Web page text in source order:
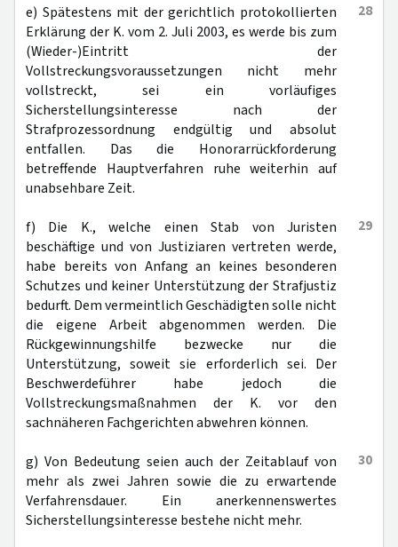
28
e) Spätestens mit der gerichtlich protokollierten
Erklärung der K. vom 2. Juli 2003, es werde bis zum
(Wieder-)Eintritt der
Vollstreckungsvoraussetzungen nicht mehr
vollstreckt, sei ein vorläufiges
Sicherstellungsinteresse nach der
Strafprozessordnung endgültig und absolut
entfallen. Das die Honorarrückforderung
betreffende Hauptverfahren ruhe weiterhin auf
unabsehbare Zeit.
29
f) Die K., welche einen Stab von Juristen
beschäftige und von Justiziaren vertreten werde,
habe bereits von Anfang an keines besonderen
Schutzes und keiner Unterstützung der Strafjustiz
bedurft. Dem vermeintlich Geschädigten solle nicht
die eigene Arbeit abgenommen werden. Die
Rückgewinnungshilfe bezwecke nur die
Unterstützung, soweit sie erforderlich sei. Der
Beschwerdeführer habe jedoch die
Vollstreckungsmaßnahmen der K. vor den
sachnäheren Fachgerichten abwehren können.
30
g) Von Bedeutung seien auch der Zeitablauf von
mehr als zwei Jahren sowie die zu erwartende
Verfahrensdauer. Ein anerkennenswertes
Sicherstellungsinteresse bestehe nicht mehr.